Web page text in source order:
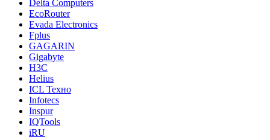
Delta Computers
EcoRouter
Evada Electronics
Fplus
GAGARIN
Gigabyte
H3C
Helius
ICL Техно
Infotecs
Inspur
IQTools
iRU